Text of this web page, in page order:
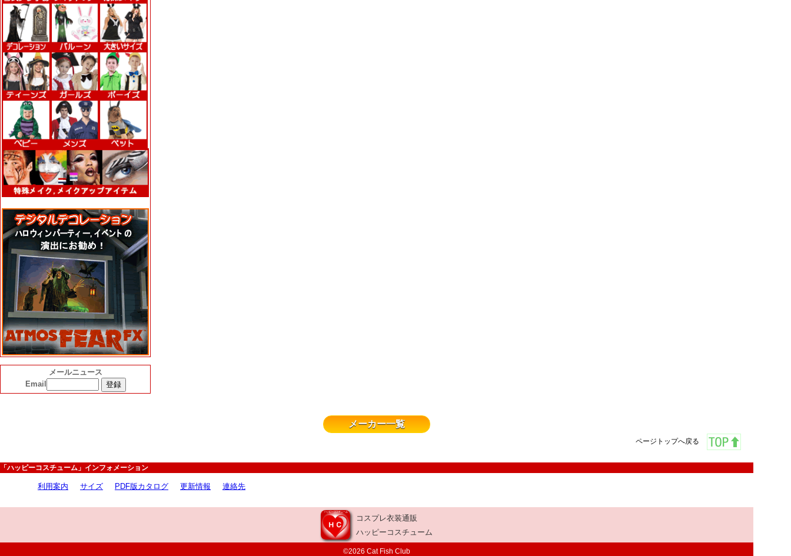
メールニュース
Email
メーカー一覧
ページトップへ戻る
「ハッピーコスチューム」インフォメーション
利用案内 サイズ PDF版カタログ 更新情報 連絡先
コスプレ衣装通販
ハッピーコスチューム
©2026 Cat Fish Club